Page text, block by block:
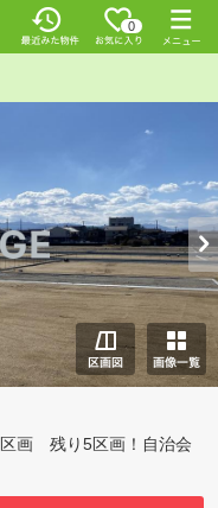
0
画 残り5区画！自治会